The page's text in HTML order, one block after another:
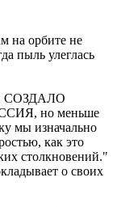
на орбите не
пыль улеглась
СОЗДАЛО
но меньше
мы изначально
как это
столкновений."
о своих